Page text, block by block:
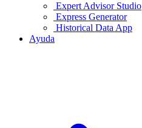
Expert Advisor Studio
Express Generator
Historical Data App
Ayuda